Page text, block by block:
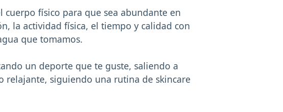
cuerpo físico para que sea abundante en
la actividad física, el tiempo y calidad con
que tomamos.
un deporte que te guste, saliendo a
siguiendo una rutina de skincare